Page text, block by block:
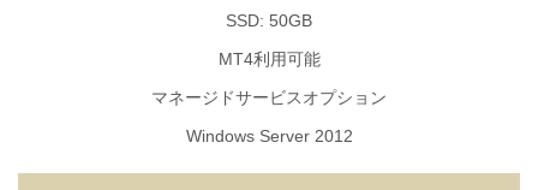
SSD: 50GB
MT4利用可能
マネージドサービスオプション
Windows Server 2012